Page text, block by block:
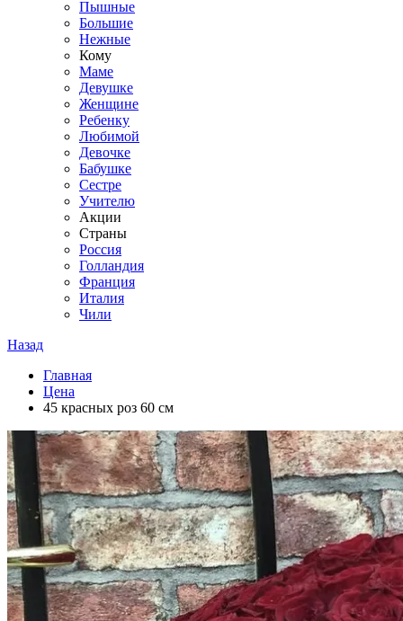
Пышные
Большие
Нежные
Кому
Маме
Девушке
Женщине
Ребенку
Любимой
Девочке
Бабушке
Сестре
Учителю
Акции
Страны
Россия
Голландия
Франция
Италия
Чили
Назад
Главная
Цена
45 красных роз 60 см